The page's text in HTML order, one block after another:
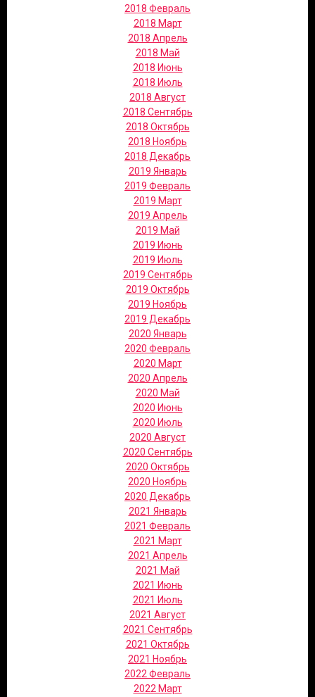
2018 Февраль
2018 Март
2018 Апрель
2018 Май
2018 Июнь
2018 Июль
2018 Август
2018 Сентябрь
2018 Октябрь
2018 Ноябрь
2018 Декабрь
2019 Январь
2019 Февраль
2019 Март
2019 Апрель
2019 Май
2019 Июнь
2019 Июль
2019 Сентябрь
2019 Октябрь
2019 Ноябрь
2019 Декабрь
2020 Январь
2020 Февраль
2020 Март
2020 Апрель
2020 Май
2020 Июнь
2020 Июль
2020 Август
2020 Сентябрь
2020 Октябрь
2020 Ноябрь
2020 Декабрь
2021 Январь
2021 Февраль
2021 Март
2021 Апрель
2021 Май
2021 Июнь
2021 Июль
2021 Август
2021 Сентябрь
2021 Октябрь
2021 Ноябрь
2022 Февраль
2022 Март